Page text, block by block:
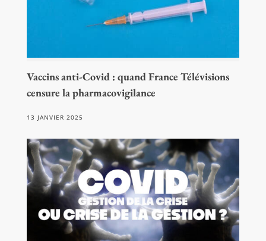
Vaccins anti-Covid : quand France Télévisions
censure la pharmacovigilance
13 JANVIER 2025